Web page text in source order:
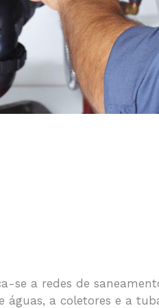
se a redes de
águas, a coletores e a